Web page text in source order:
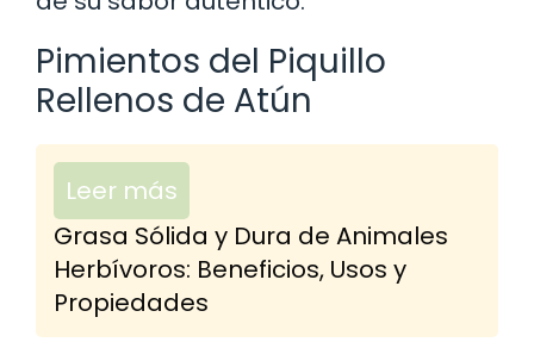
Pimientos del Piquillo
Rellenos de Atún
Leer más
Grasa Sólida y Dura de Animales
Herbívoros: Beneficios, Usos y
Propiedades